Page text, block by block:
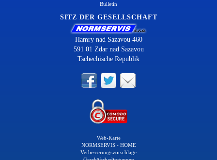
Bulletin
SITZ DER GESELLSCHAFT
Hamry nad Sazavou 460
591 01 Zdar nad Sazavou
Tschechische Republik
Web-Karte
NORMSERVIS - HOME
Verbesserungsvorschläge